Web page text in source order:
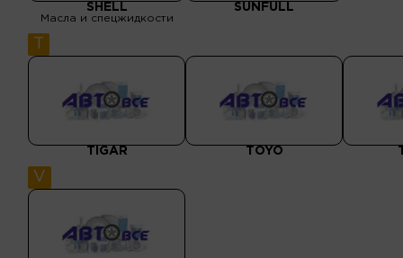
SHELL
Масла и спецжидкости
SUNFULL
TIGAR TOYO
V